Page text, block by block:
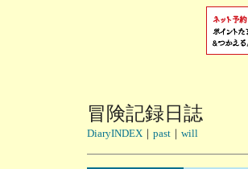
冒険記録日誌
DiaryINDEX｜ past｜ will